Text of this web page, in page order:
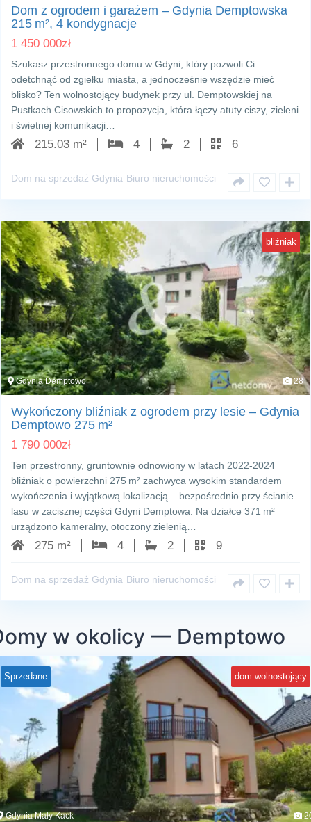
Dom z ogrodem i garażem – Gdynia Demptowska
215 m², 4 kondygnacje
1 450 000zł
Szukasz przestronnego domu w Gdyni, który pozwoli Ci
odetchnąć od zgiełku miasta, a jednocześnie wszędzie mieć
blisko? Ten wolnostojący budynek przy ul. Demptowskiej na
Pustkach Cisowskich to propozycja, która łączy atuty ciszy, zieleni
i świetnej komunikacji…
215.03 m² 4 2 6
Dom na sprzedaż Gdynia Biuro nieruchomości
bliźniak
Gdynia Demptowo 28
Wykończony bliźniak z ogrodem przy lesie – Gdynia
Demptowo 275 m²
1 790 000zł
Ten przestronny, gruntownie odnowiony w latach 2022‑2024
bliźniak o powierzchni 275 m² zachwyca wysokim standardem
wykończenia i wyjątkową lokalizacją – bezpośrednio przy ścianie
lasu w zacisznej części Gdyni Demptowa. Na działce 371 m²
urządzono kameralny, otoczony zielenią…
275 m² 4 2 9
Dom na sprzedaż Gdynia Biuro nieruchomości
w okolicy — Demptowo
Sprzedane dom wolnostojący
Gdynia Mały Kack